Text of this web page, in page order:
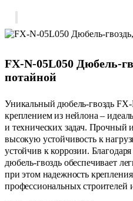
FX-N-05L050 Дюбель-
потайной
Уникальный дюбель-гвоздь
креплением из нейлона –
и технических задач. Прочный
высокую устойчивость к
устойчив к коррозии.
дюбель-гвоздь обеспечивает
при этом надежность
профессиональных строителей